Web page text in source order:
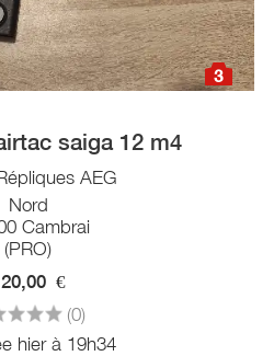
3
saiga 12 m4
AEG
Nord
Cambrai
(PRO)
€
(0)
hier à 19h34